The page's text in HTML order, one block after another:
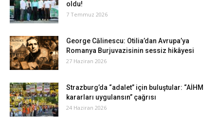
oldu!
7 Temmuz 2026
George Călinescu: Otilia’dan Avrupa’ya
Romanya Burjuvazisinin sessiz hikâyesi
27 Haziran 2026
Strazburg’da “adalet” için buluştular: “AİHM
kararları uygulansın” çağrısı
24 Haziran 2026